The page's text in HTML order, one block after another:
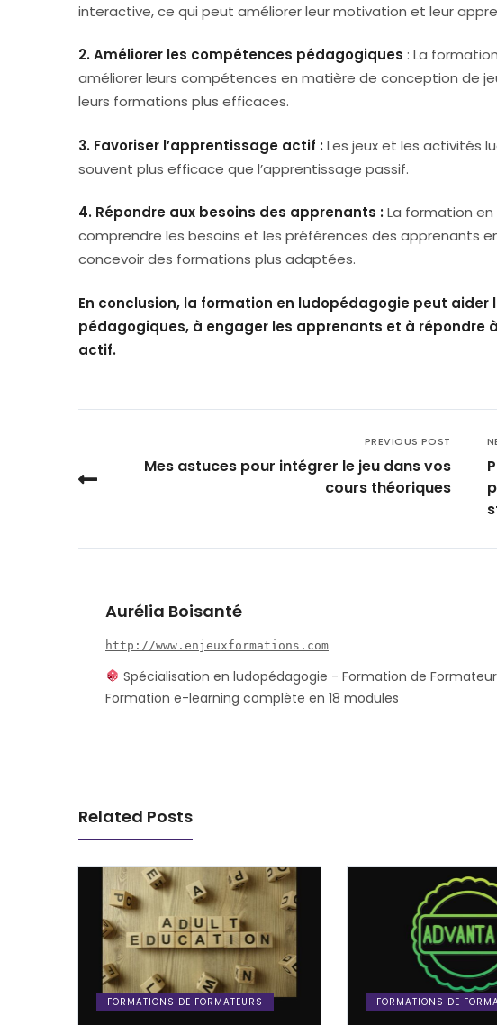
interactive, ce qui peut améliorer leur motivation et leur
2. Améliorer les compétences pédagogiques : La
améliorer leurs compétences en matière de conception de
leurs formations plus efficaces.
3. Favoriser l’apprentissage actif :Les jeux et les activités
souvent plus efficace que l’apprentissage passif.
4. Répondre aux besoins des apprenants :La formation
comprendre les besoins et les préférences des apprenants
concevoir des formations plus adaptées.
En conclusion, la formation en ludopédagogie peut
pédagogiques, à engager les apprenants et à répondre
actif.
PREVIOUS POST
Mes astuces pour intégrer le jeu dans vos
cours théoriques
Aurélia Boisanté
http://www.enjeuxformations.com
Spécialisation en ludopédagogie - Formation de
Formation e-learning complète en 18 modules
Related Posts
FORMATIONS DE FORMATEURS FORMATIONS DE